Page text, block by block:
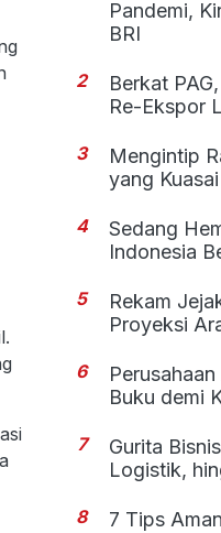
Pandemi,
BRI
2
Berkat
Re-Ekspor
3
Mengintip
yang
4
Sedang
Indonesia
5
Rekam
Proyeksi
6
Buku demi
7
Gurita
Logistik,
8
7 Tips